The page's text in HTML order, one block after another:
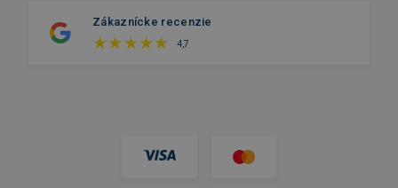
Zákaznícke recenzie
4,7